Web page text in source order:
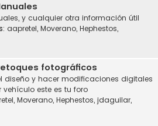
y cualquier otra información útil
aapretel, Moverano, Hephestos,
fotográficos
diseño y hacer modificaciones digitales
este es tu foro
, Moverano, Hephestos, jdaguilar,